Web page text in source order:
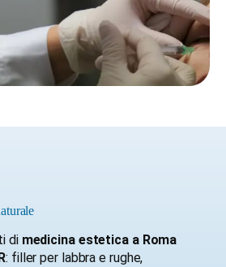
di medicina estetica a Roma
: filler per labbra e rughe,